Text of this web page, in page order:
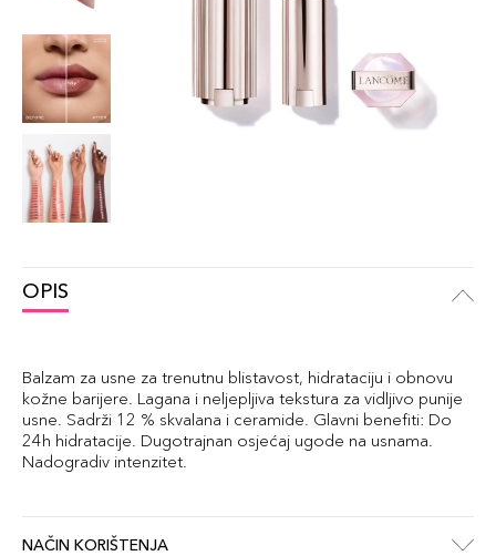
OPIS
Balzam za usne za trenutnu blistavost, hidrataciju i obnovu
kožne barijere. Lagana i neljepljiva tekstura za vidljivo punije
usne. Sadrži 12 % skvalana i ceramide. Glavni benefiti: Do
24h hidratacije. Dugotrajnan osjećaj ugode na usnama.
Nadogradiv intenzitet.
NAČIN KORIŠTENJA